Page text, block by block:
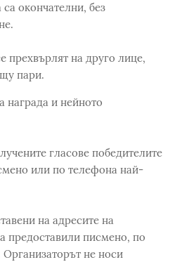
са окончателни, без
прехвърлят на друго лице,
пари.
награда и нейното
гласове победителите
или по телефона най-
на адресите на
предоставили писмено, по
не носи